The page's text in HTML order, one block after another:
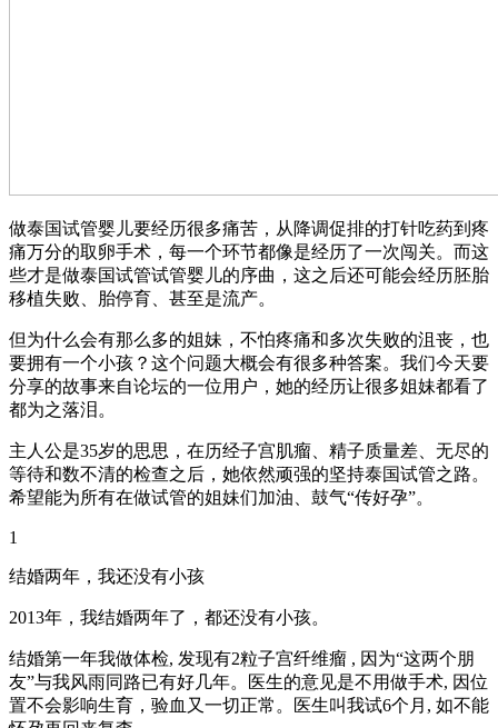
做泰国试管婴儿要经历很多痛苦，从降调促排的打针吃药到疼
痛万分的取卵手术，每一个环节都像是经历了一次闯关。而这
些才是做泰国试管试管婴儿的序曲，这之后还可能会经历胚胎
移植失败、胎停育、甚至是流产。
但为什么会有那么多的姐妹，不怕疼痛和多次失败的沮丧，也
要拥有一个小孩？这个问题大概会有很多种答案。我们今天要
分享的故事来自论坛的一位用户，她的经历让很多姐妹都看了
都为之落泪。
主人公是35岁的思思，在历经子宫肌瘤、精子质量差、无尽的
等待和数不清的检查之后，她依然顽强的坚持泰国试管之路。
希望能为所有在做试管的姐妹们加油、鼓气“传好孕”。
1
结婚两年，我还没有小孩
2013年，我结婚两年了，都还没有小孩。
结婚第一年我做体检, 发现有2粒子宫纤维瘤 , 因为“这两个朋
友”与我风雨同路已有好几年。医生的意见是不用做手术, 因位
置不会影响生育，验血又一切正常。医生叫我试6个月, 如不能